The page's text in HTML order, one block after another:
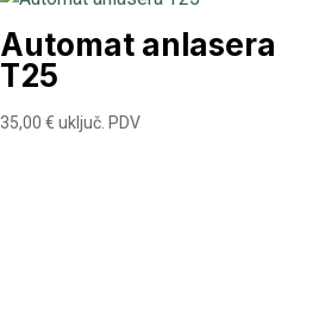
Automat anlasera
T25
35,00€ uključ. PDV